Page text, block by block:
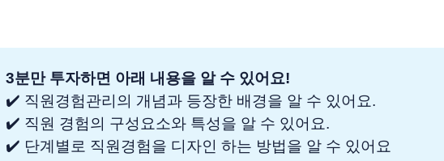
3분만 투자하면 아래 내용을 알 수 있어요!
✔️ 직원경험관리의 개념과 등장한 배경을 알 수 있어요.
✔️ 직원 경험의 구성요소와 특성을 알 수 있어요.
✔️ 단계별로 직원경험을 디자인 하는 방법을 알 수 있어요